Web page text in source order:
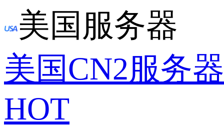
美国服务器
美国CN2服务器
HOT